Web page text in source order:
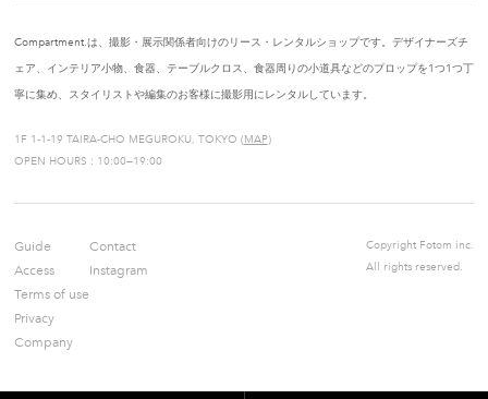
Compartment.は、撮影・展示関係者向けのリース・レンタルショップです。デザイナーズチ
ェア、インテリア小物、食器、テーブルクロス、食器周りの小道具などのプロップを1つ1つ丁
寧に集め、スタイリストや編集のお客様に撮影用にレンタルしています。
1F 1-1-19 TAIRA-CHO MEGUROKU, TOKYO (MAP)
OPEN HOURS : 10:00—19:00
Guide
Access
Terms of use
Privacy
Company
Contact
Instagram
Copyright Fotom inc.
All rights reserved.